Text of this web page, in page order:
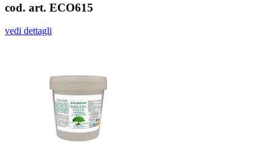
cod. art. ECO615
vedi dettagli